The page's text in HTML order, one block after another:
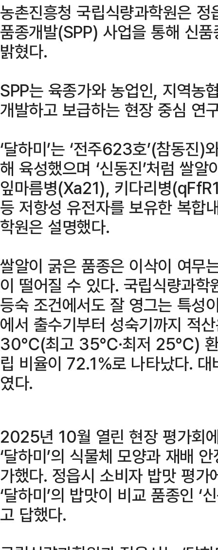
농촌진흥청 국립식량과학원은
품종개발(SPP) 사업을 통해 신품
밝혔다.
SPP는 육종가와 농업인, 지역농
개발하고 보급하는 현장 중심 연
‘달하미’는 ‘전주623호’(참동진
해 육성했으며 ‘신동진’처럼 쌀
잎마름병(Xa21), 키다리병
등 저항성 유전자를 보유한 복합
학원은 설명했다.
쌀알이 굵은 품종은 이삭이 여무
이 떨어질 수 있다. 국립식량과학
등숙 조건에서도 잘 영그는 특성
에서 출수기부터 성숙기까지
30℃(최고 35℃·최저 25℃) 환
립 비율이 72.1%로 나타났다.
였다.
2025년 10월 열린 현장 평가회
‘달하미’의 식물체 모양과 재배
가했다. 정읍시 소비자 밥맛 평
‘달하미’의 밥맛이 비교 품종인 ‘
고 답했다.